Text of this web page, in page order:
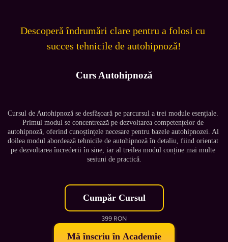
Descoperă îndrumări clare pentru a folosi cu
succes tehnicile de autohipnoză!
Curs Autohipnoză
Cursul de Autohipnoză se desfășoară pe parcursul a trei module esențiale.
Primul modul se concentrează pe dezvoltarea competențelor de
autohipnoză, oferind cunoștințele necesare pentru bazele autohipnozei. Al
doilea modul abordează tehnicile de autohipnoză în detaliu, fiind orientat
pe dezvoltarea încrederii în sine, iar al treilea modul conține mai multe
sesiuni de practică.
Cumpăr Cursul
399 RON
Mă înscriu în Academie